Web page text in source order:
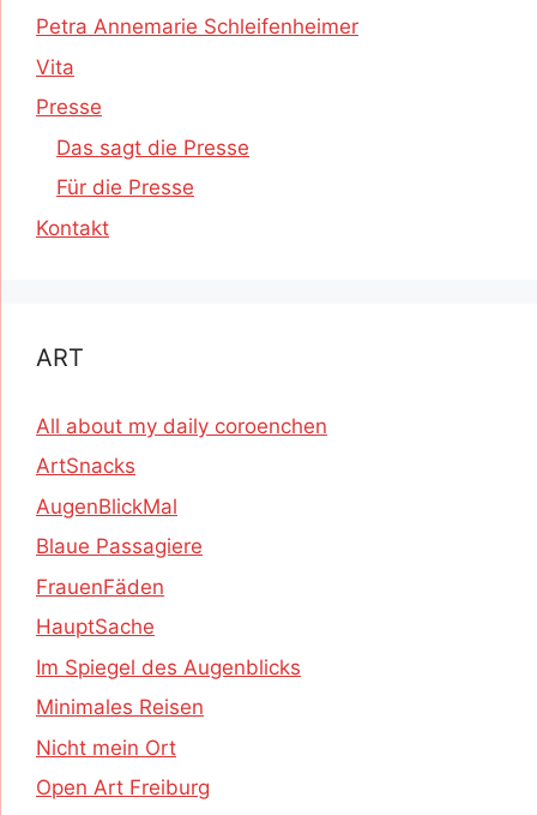
Petra Annemarie Schleifenheimer
Vita
Presse
Das sagt die Presse
Für die Presse
Kontakt
ART
All about my daily coroenchen
ArtSnacks
AugenBlickMal
Blaue Passagiere
FrauenFäden
HauptSache
Im Spiegel des Augenblicks
Minimales Reisen
Nicht mein Ort
Open Art Freiburg